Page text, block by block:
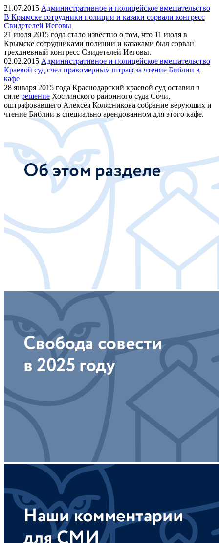
21.07.2015 Административное и полицейское вмешательство
В Крымске сотрудники полиции и казаки сорвали конгресс
Свидетелей Иеговы
21 июля 2015 года стало известно о том, что 11 июля в
Крымске сотрудниками полиции и казаками был сорван
трехдневный конгресс Свидетелей Иеговы.
02.02.2015 Административное и полицейское вмешательство
Краевой суд счел правомерным штраф за чтение Библии в
кафе
28 января 2015 года Краснодарский краевой суд оставил в
силе решение Хостинского районного суда Сочи,
оштрафовавшего Алексея Колясникова собрание верующих и
чтение Библии в специально арендованном для этого кафе.